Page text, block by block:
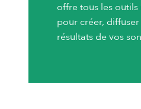
offre tous les outils
pour créer,
résultats de vos